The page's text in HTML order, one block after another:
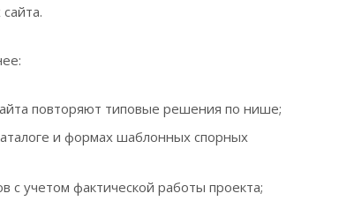
повторяют типовые решения по нише;
и формах шаблонных спорных
с учетом фактической работы проекта;